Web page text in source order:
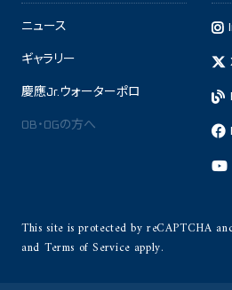
ニュース
ギャラリー
慶應Jr.ウォーターポロ
OB・OGの方へ
This site is protected by reCAPTCHA
and Terms of Service apply.